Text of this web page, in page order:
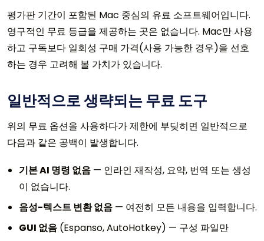
평가판 기간이 포함된 Mac 중심의 유료 소프트웨어입니다.
영구적인 무료 등급을 제공하는 곳은 없습니다. Mac만 사용
하고 구독보다 일회성 구매 가격(사용 가능한 경우)을 선호
하는 경우 고려해 볼 가치가 있습니다.
일반적으로 생략되는 무료 도구
위의 무료 옵션을 사용하다가 제한에 부딪히면 일반적으로
다음과 같은 공백이 발생합니다.
기본 AI 명령 없음 — 인라인 재작성, 요약, 번역 또는 생성
이 없습니다.
음성-텍스트 변환 없음 — 여전히 모든 내용을 입력합니다.
GUI 없음 (Espanso, AutoHotkey) — 구성 파일만